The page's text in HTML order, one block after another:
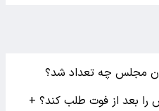
مجلس چه تعداد شد؟
را بعد از فوت طلب کند؟ +